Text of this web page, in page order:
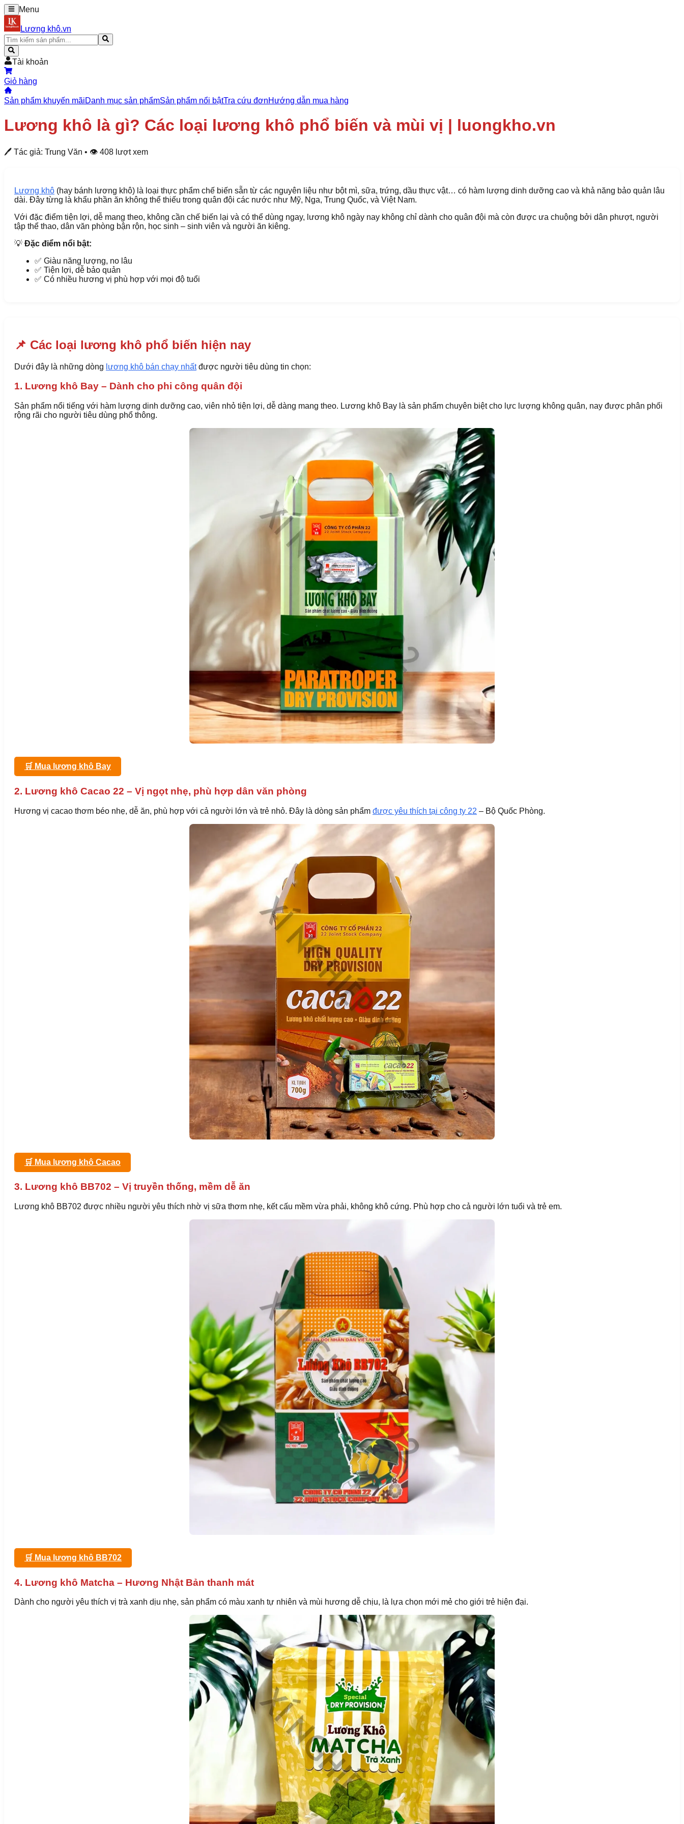
Menu
Lương khô.vn
Tài khoản
Giỏ hàng
Sản phẩm khuyến mãiDanh mục sản phẩmSản phẩm nổi bậtTra cứu đơnHướng dẫn mua hàng
Lương khô là gì? Các loại lương khô phổ biến và mùi vị | luongkho.vn
🖊 Tác giả: Trung Văn • 👁 408 lượt xem
Lương khô (hay bánh lương khô) là loại thực phẩm chế biến sẵn từ các nguyên liệu như bột mì, sữa, trứng, dầu thực vật… có hàm lượng dinh dưỡng cao và khả năng bảo quản lâu
dài. Đây từng là khẩu phần ăn không thể thiếu trong quân đội các nước như Mỹ, Nga, Trung Quốc, và Việt Nam.
Với đặc điểm tiện lợi, dễ mang theo, không cần chế biến lại và có thể dùng ngay, lương khô ngày nay không chỉ dành cho quân đội mà còn được ưa chuộng bởi dân phượt, người
tập thể thao, dân văn phòng bận rộn, học sinh – sinh viên và người ăn kiêng.
💡 Đặc điểm nổi bật:
✅ Giàu năng lượng, no lâu
✅ Tiện lợi, dễ bảo quản
✅ Có nhiều hương vị phù hợp với mọi độ tuổi
📌 Các loại lương khô phổ biến hiện nay
Dưới đây là những dòng lương khô bán chạy nhấtđược người tiêu dùng tin chọn:
1. Lương khô Bay – Dành cho phi công quân đội
Sản phẩm nổi tiếng với hàm lượng dinh dưỡng cao, viên nhỏ tiện lợi, dễ dàng mang theo. Lương khô Bay là sản phẩm chuyên biệt cho lực lượng không quân, nay được phân phối
rộng rãi cho người tiêu dùng phổ thông.
🛒 Mua lương khô Bay
2. Lương khô Cacao 22 – Vị ngọt nhẹ, phù hợp dân văn phòng
Hương vị cacao thơm béo nhẹ, dễ ăn, phù hợp với cả người lớn và trẻ nhỏ. Đây là dòng sản phẩm được yêu thích tại công ty 22 – Bộ Quốc Phòng.
🛒 Mua lương khô Cacao
3. Lương khô BB702 – Vị truyền thống, mềm dễ ăn
Lương khô BB702 được nhiều người yêu thích nhờ vị sữa thơm nhẹ, kết cấu mềm vừa phải, không khô cứng. Phù hợp cho cả người lớn tuổi và trẻ em.
🛒 Mua lương khô BB702
4. Lương khô Matcha – Hương Nhật Bản thanh mát
Dành cho người yêu thích vị trà xanh dịu nhẹ, sản phẩm có màu xanh tự nhiên và mùi hương dễ chịu, là lựa chọn mới mẻ cho giới trẻ hiện đại.